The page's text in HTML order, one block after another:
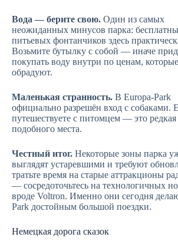
Вода — берите свою. Один из самых
неожиданных минусов парка:
питьевых фонтанчиков здесь
Возьмите бутылку с собой — иначе
покупать воду внутри по ценам,
обрадуют.
Маленькая странность. В Europa-Park
официально разрешён вход с собаками.
путешествуете с питомцем — это редкая
подобного места.
Честный итог. Некоторые зоны парка
выглядят устаревшими и требуют
тратьте время на старые аттракционы
— сосредоточьтесь на технологичных
вроде Voltron. Именно они сегодня
Park достойным большой поездки.
Немецкая дорога сказок